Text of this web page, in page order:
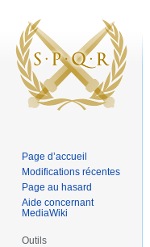
Page d’accueil
Modifications récentes
Page au hasard
Aide concernant
MediaWiki
Outils